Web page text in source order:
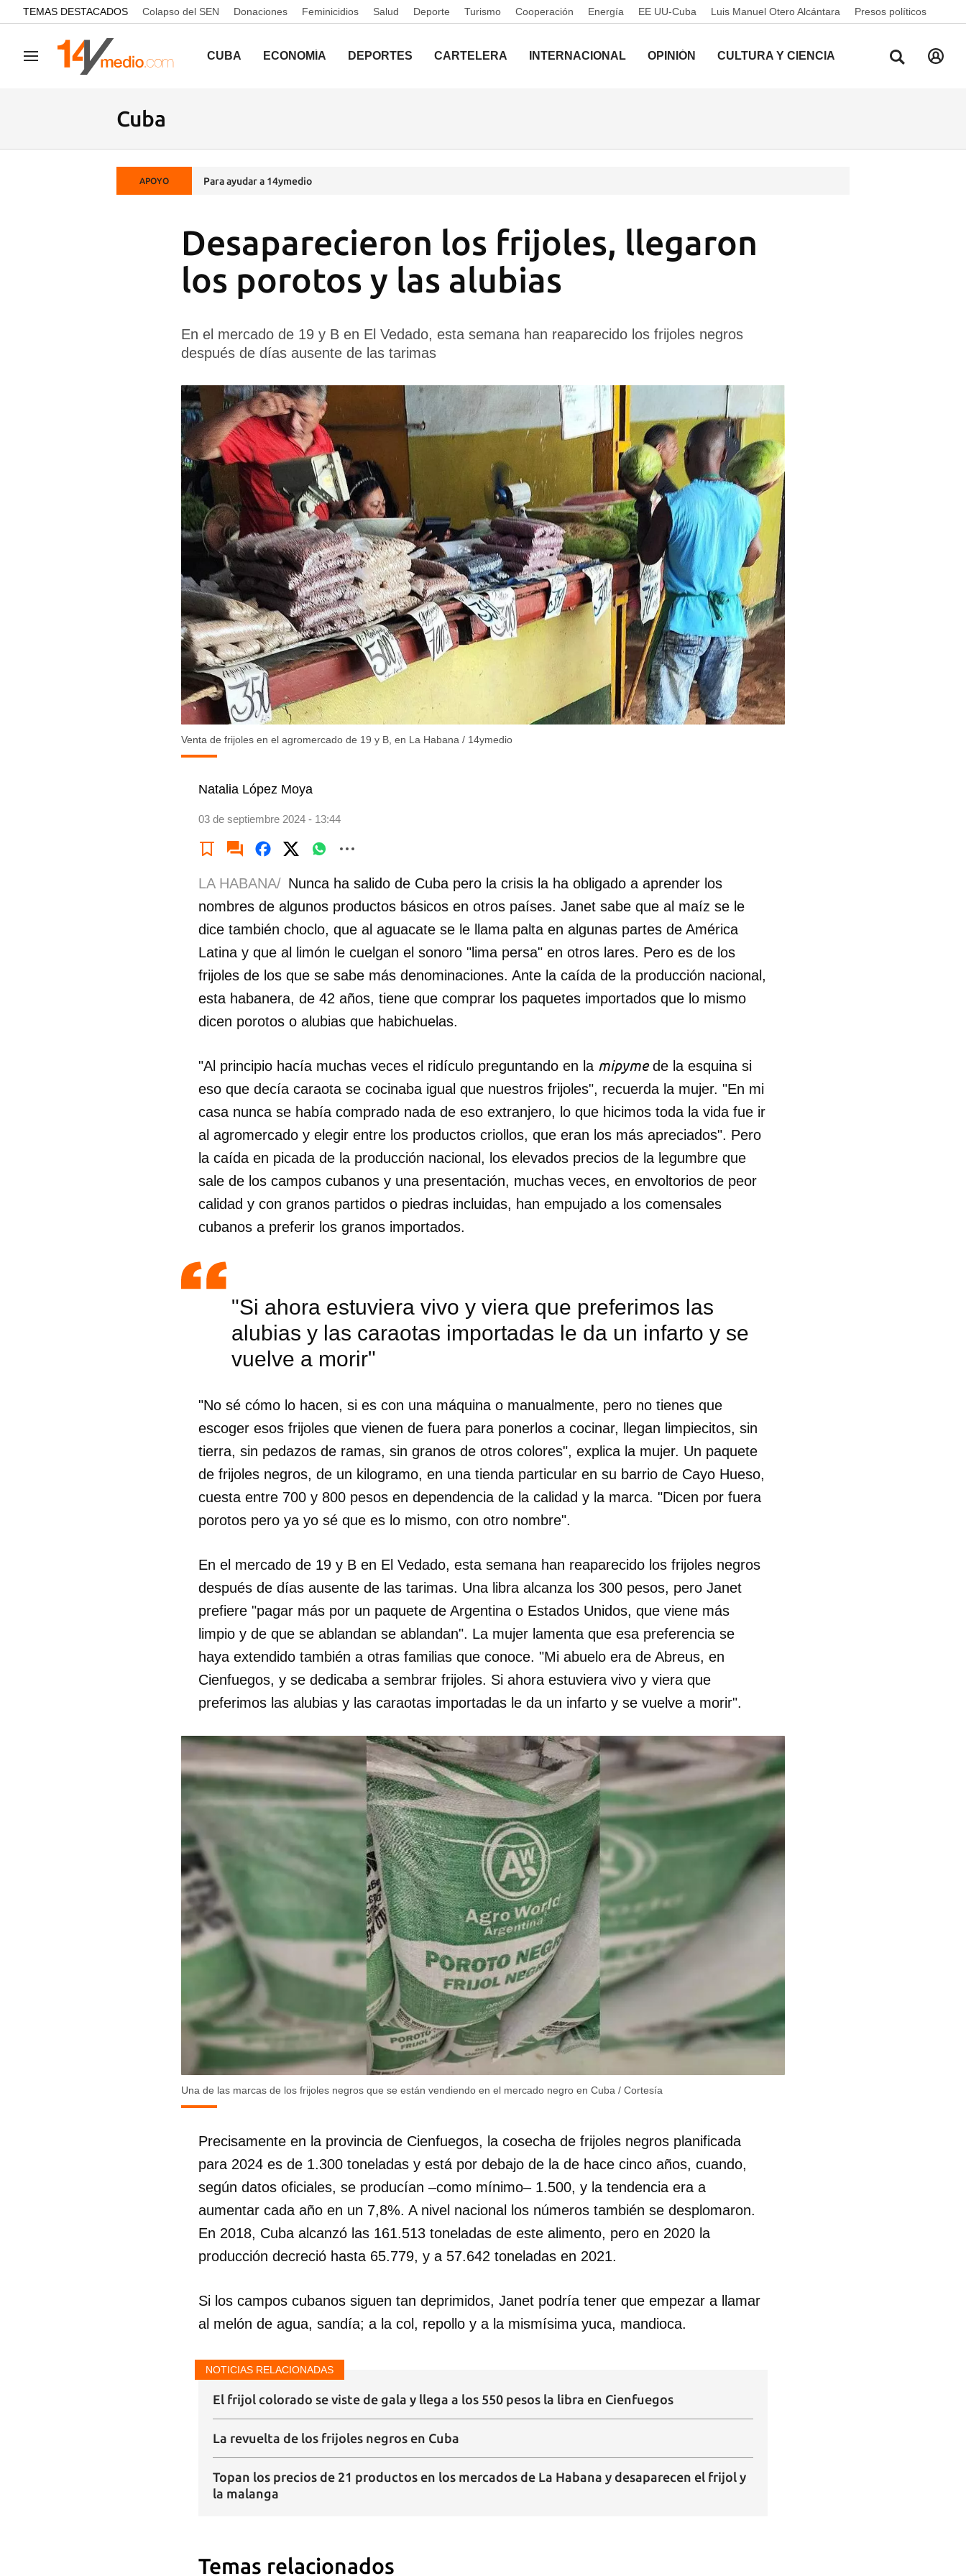
common.go-to-content
TEMAS DESTACADOS Colapso del SEN Donaciones Feminicidios Salud Deporte Turismo Cooperación Energía EE UU-Cuba Luis Manuel Otero Alcántara Presos políticos
Navegación CUBA ECONOMÍA DEPORTES CARTELERA INTERNACIONAL OPINIÓN CULTURA Y CIENCIA
Cuba
APOYO Para ayudar a 14ymedio
Desaparecieron los frijoles, llegaron
los porotos y las alubias
En el mercado de 19 y B en El Vedado, esta semana han reaparecido los frijoles negros
después de días ausente de las tarimas
Venta de frijoles en el agromercado de 19 y B, en La Habana / 14ymedio
Natalia López Moya
03 de septiembre 2024 - 13:44
Guardar como favorito
Para poder guardar como favorito, primero has de iniciar sesión con tu
INICIAR SESIÓN CANCELAR
LA HABANA/ Nunca ha salido de Cuba pero la crisis la ha obligado a aprender los
nombres de algunos productos básicos en otros países. Janet sabe que al maíz se le
dice también choclo, que al aguacate se le llama palta en algunas partes de América
Latina y que al limón le cuelgan el sonoro "lima persa" en otros lares. Pero es de los
frijoles de los que se sabe más denominaciones. Ante la caída de la producción nacional,
esta habanera, de 42 años, tiene que comprar los paquetes importados que lo mismo
dicen porotos o alubias que habichuelas.
"Al principio hacía muchas veces el ridículo preguntando en la mipymede la esquina si
eso que decía caraota se cocinaba igual que nuestros frijoles", recuerda la mujer. "En mi
casa nunca se había comprado nada de eso extranjero, lo que hicimos toda la vida fue ir
al agromercado y elegir entre los productos criollos, que eran los más apreciados". Pero
la caída en picada de la producción nacional, los elevados precios de la legumbre que
sale de los campos cubanos y una presentación, muchas veces, en envoltorios de peor
calidad y con granos partidos o piedras incluidas, han empujado a los comensales
cubanos a preferir los granos importados.
"Si ahora estuviera vivo y viera que preferimos las
alubias y las caraotas importadas le da un infarto y se
vuelve a morir"
"No sé cómo lo hacen, si es con una máquina o manualmente, pero no tienes que
escoger esos frijoles que vienen de fuera para ponerlos a cocinar, llegan limpiecitos, sin
tierra, sin pedazos de ramas, sin granos de otros colores", explica la mujer. Un paquete
de frijoles negros, de un kilogramo, en una tienda particular en su barrio de Cayo Hueso,
cuesta entre 700 y 800 pesos en dependencia de la calidad y la marca. "Dicen por fuera
porotos pero ya yo sé que es lo mismo, con otro nombre".
En el mercado de 19 y B en El Vedado, esta semana han reaparecido los frijoles negros
después de días ausente de las tarimas. Una libra alcanza los 300 pesos, pero Janet
prefiere "pagar más por un paquete de Argentina o Estados Unidos, que viene más
limpio y de que se ablandan se ablandan". La mujer lamenta que esa preferencia se
haya extendido también a otras familias que conoce. "Mi abuelo era de Abreus, en
Cienfuegos, y se dedicaba a sembrar frijoles. Si ahora estuviera vivo y viera que
preferimos las alubias y las caraotas importadas le da un infarto y se vuelve a morir".
Una de las marcas de los frijoles negros que se están vendiendo en el mercado negro en Cuba / Cortesía
Precisamente en la provincia de Cienfuegos, la cosecha de frijoles negros planificada
para 2024 es de 1.300 toneladas y está por debajo de la de hace cinco años, cuando,
según datos oficiales, se producían –como mínimo– 1.500, y la tendencia era a
aumentar cada año en un 7,8%. A nivel nacional los números también se desplomaron.
En 2018, Cuba alcanzó las 161.513 toneladas de este alimento, pero en 2020 la
producción decreció hasta 65.779, y a 57.642 toneladas en 2021.
Si los campos cubanos siguen tan deprimidos, Janet podría tener que empezar a llamar
al melón de agua, sandía; a la col, repollo y a la mismísima yuca, mandioca.
NOTICIAS RELACIONADAS
El frijol colorado se viste de gala y llega a los 550 pesos la libra en Cienfuegos
La revuelta de los frijoles negros en Cuba
Topan los precios de 21 productos en los mercados de La Habana y desaparecen el frijol y
la malanga
Temas relacionados